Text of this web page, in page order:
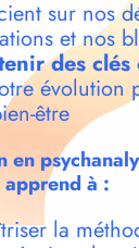
sur nos
et nos
des clés
évolution
être
en
à :
la